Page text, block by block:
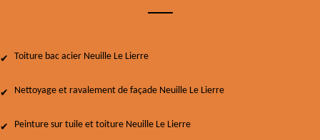
Toiture bac acier Neuille Le Lierre
Nettoyage et ravalement de façade Neuille Le Lierre
Peinture sur tuile et toiture Neuille Le Lierre